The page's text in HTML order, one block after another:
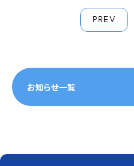
PREV
お知らせ一覧